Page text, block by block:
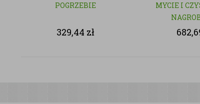
POGRZEBIE
329,44 zł
MYCIE I